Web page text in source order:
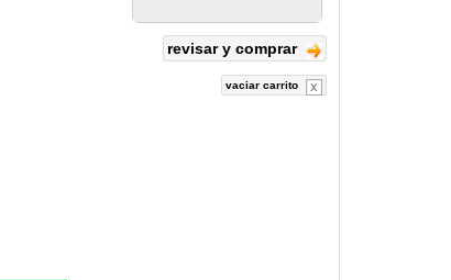
revisar y comprar
vaciar carrito